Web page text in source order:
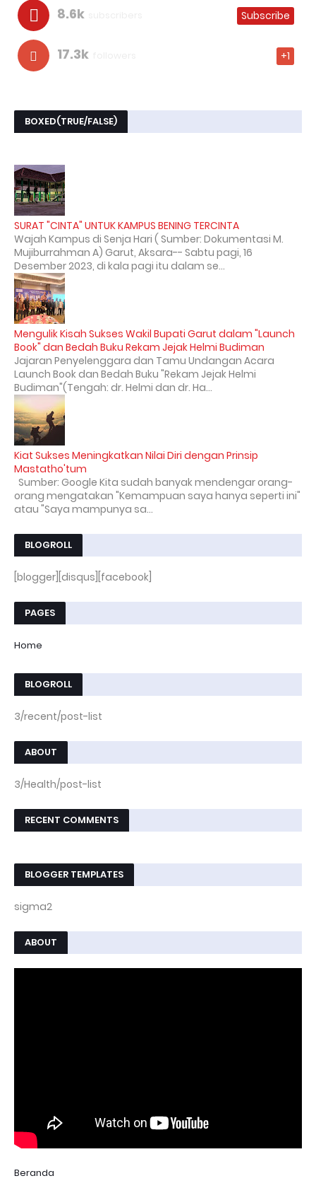
8.6k Subscribe
17.3k +1
BOXED(TRUE/FALSE)
SURAT "CINTA" UNTUK KAMPUS BENING TERCINTA
Wajah Kampus di Senja Hari ( Sumber: Dokumentasi M.
Mujiburrahman A) Garut, Aksara-- Sabtu pagi, 16
Desember 2023, di kala pagi itu dalam se...
Mengulik Kisah Sukses Wakil Bupati Garut dalam "Launch
Book" dan Bedah Buku Rekam Jejak Helmi Budiman
Jajaran Penyelenggara dan Tamu Undangan Acara
Launch Book dan Bedah Buku "Rekam Jejak Helmi
Budiman"(Tengah: dr. Helmi dan dr. Ha...
Kiat Sukses Meningkatkan Nilai Diri dengan Prinsip
Mastatho'tum
Sumber: Google Kita sudah banyak mendengar orang-
orang mengatakan "Kemampuan saya hanya seperti ini"
atau "Saya mampunya sa...
BLOGROLL
[blogger][disqus][facebook]
PAGES
Home
BLOGROLL
3/recent/post-list
ABOUT
3/Health/post-list
RECENT COMMENTS
BLOGGER TEMPLATES
sigma2
ABOUT
Beranda